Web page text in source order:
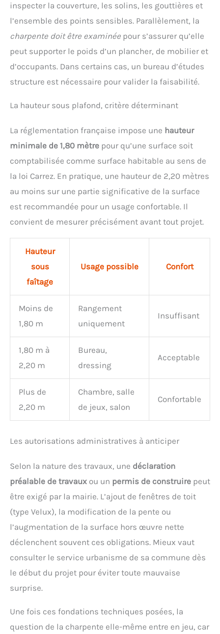
inspecter la couverture, les solins, les gouttières et
l’ensemble des points sensibles. Parallèlement, la
charpente doit être examinée pour s’assurer qu’elle
peut supporter le poids d’un plancher, de mobilier et
d’occupants. Dans certains cas, un bureau d’études
structure est nécessaire pour valider la faisabilité.
La hauteur sous plafond, critère déterminant
La réglementation française impose une hauteur
minimale de 1,80 mètre pour qu’une surface soit
comptabilisée comme surface habitable au sens de
la loi Carrez. En pratique, une hauteur de 2,20 mètres
au moins sur une partie significative de la surface
est recommandée pour un usage confortable. Il
convient de mesurer précisément avant tout projet.
Hauteur
sous
faîtage
Usage possible Confort
Moins de
1,80 m
Rangement
uniquement
Insuffisant
1,80 m à
2,20 m
Bureau,
dressing
Acceptable
Plus de
2,20 m
Chambre, salle
de jeux, salon
Confortable
Les autorisations administratives à anticiper
Selon la nature des travaux, une déclaration
préalable de travaux ou un permis de construire peut
être exigé par la mairie. L’ajout de fenêtres de toit
(type Velux), la modification de la pente ou
l’augmentation de la surface hors œuvre nette
déclenchent souvent ces obligations. Mieux vaut
consulter le service urbanisme de sa commune dès
le début du projet pour éviter toute mauvaise
surprise.
Une fois ces fondations techniques posées, la
question de la charpente elle-même entre en jeu, car